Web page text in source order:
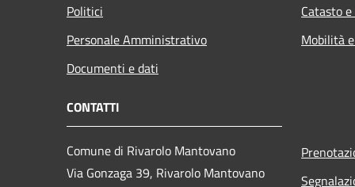
Politici
Personale Amministrativo
Documenti e dati
Catasto
Mobilità
CONTATTI
Comune di Rivarolo Mantovano
Via Gonzaga 39, Rivarolo Mantovano